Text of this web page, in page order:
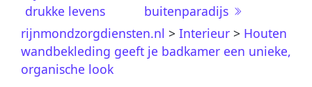
drukke levens
buitenparadijs
rijnmondzorgdiensten.nl > Interieur > Houten
wandbekleding geeft je badkamer een unieke,
organische look